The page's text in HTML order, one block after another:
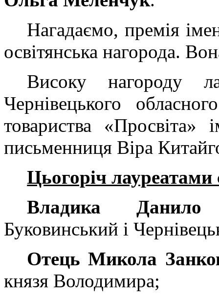
Нагадаємо, премія
освітянська нагорода.
Високу нагороду
Чернівецького
товариства «Просвіта»
письменниця Віра
Цьогоріч лауреатами
Владика Данило
Буковинський і
Отець Микола
князя Володимира;